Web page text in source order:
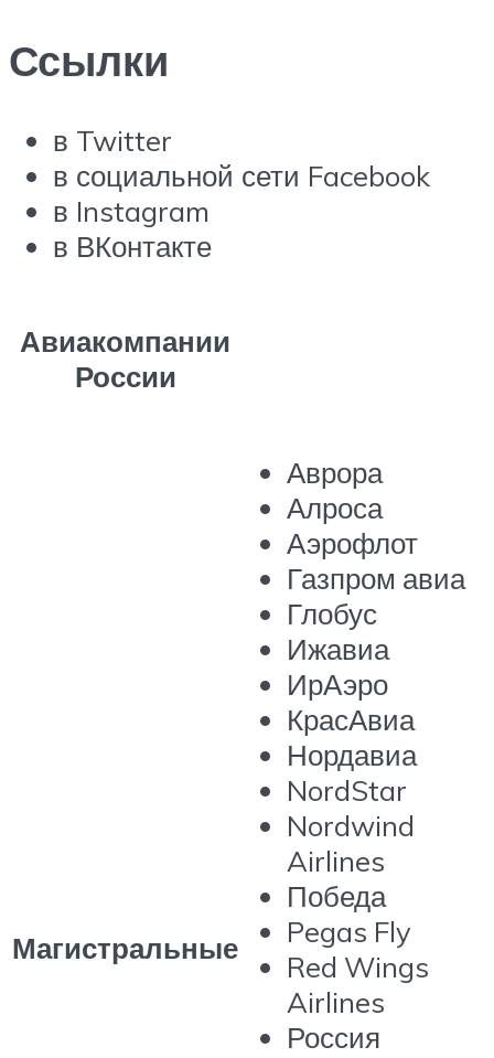
Ссылки
в Twitter
в социальной сети Facebook
в Instagram
в ВКонтакте
Авиакомпании
России
Магистральные
Аврора
Алроса
Аэрофлот
Газпром авиа
Глобус
Ижавиа
ИрАэро
КрасАвиа
Нордавиа
NordStar
Nordwind
Airlines
Победа
Pegas Fly
Red Wings
Airlines
Россия